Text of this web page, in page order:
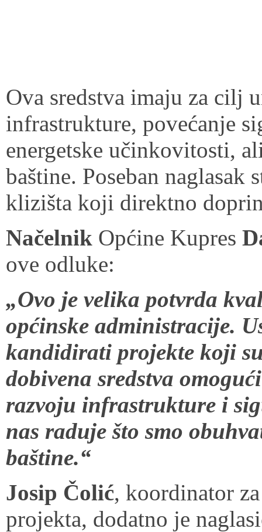
Ova sredstva imaju za cilj
infrastrukture, povećanje
energetske učinkovitosti,
baštine. Poseban naglasak
klizišta koji direktno
Načelnik Općine Kupres
ove odluke:
„Ovo je velika potvrda
općinske administracije.
kandidirati projekte koji
dobivena sredstva
razvoju infrastrukture i
nas raduje što smo
baštine.“
Josip Čolić, koordinator
projekta, dodatno je